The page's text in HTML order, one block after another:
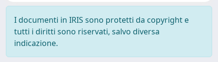
I documenti in IRIS sono protetti da copyright e
tutti i diritti sono riservati, salvo diversa
indicazione.